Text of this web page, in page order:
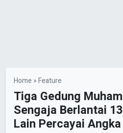
Home »Feature
Tiga Gedung
Sengaja Berlantai
Lain Percayai